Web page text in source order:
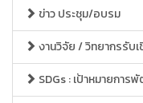
ข่าว ประชุม/อบรม
งานวิจัย / วิทยากรรั
SDGs : เป้าหมายกา